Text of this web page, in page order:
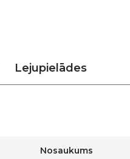
Lejupielādes
Nosaukums